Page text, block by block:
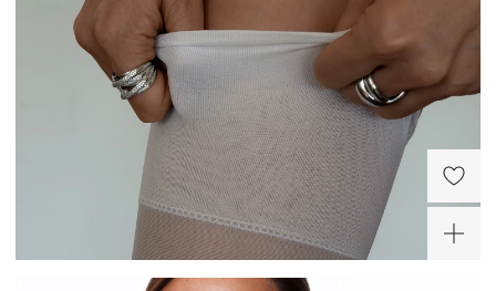
Кольцо многослойное с
фианитами серебряное
Серебряное кольцо с
фианитами в огранке
-50%